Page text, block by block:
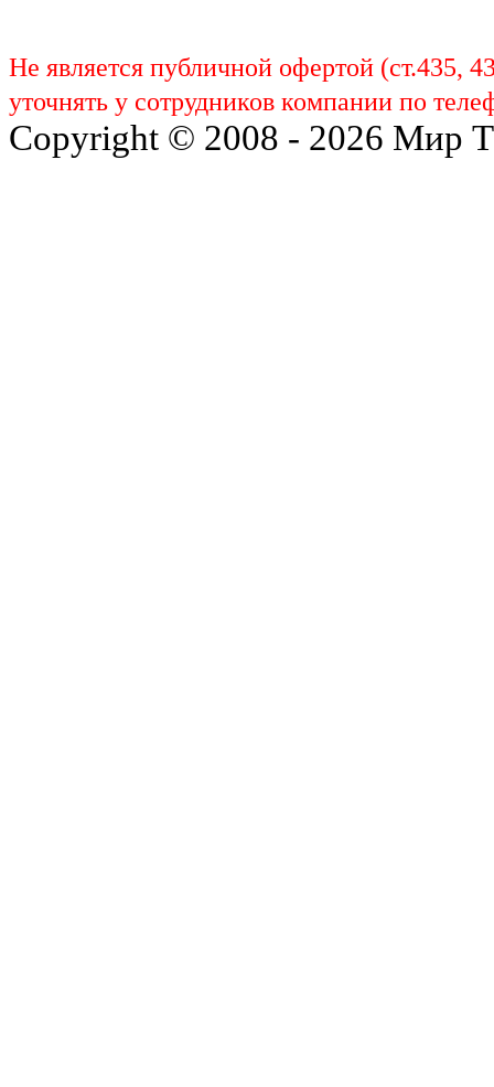
Не является публичной офертой (ст.435,
уточнять у сотрудников компании по
Copyright © 2008 - 2026 Мир